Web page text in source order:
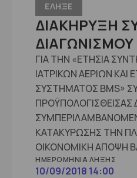
ΕΛΗΞΕ
ΔΙΑΚΗΡΥΞΗ
ΔΙΑΓΩΝΙΣΜΟΥ
ΓΙΑ ΤΗΝ «ΕΤΗΣΙΑ
ΙΑΤΡΙΚΩΝ ΑΕΡΙΩΝ ΚΑΙ
ΣΥΣΤΗΜΑΤΟΣ BMS»
ΚΑΤΑΚΥΡΩΣΗΣ ΤΗΝ
ΟΙΚΟΝΟΜΙΚΗ ΑΠΟΨΗ
ΗΜΕΡΟΜΗΝΊΑ ΛΉΞΗΣ
10/09/2018 14:00